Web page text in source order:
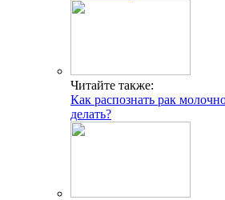
Читайте также:
Как распознать рак
делать?